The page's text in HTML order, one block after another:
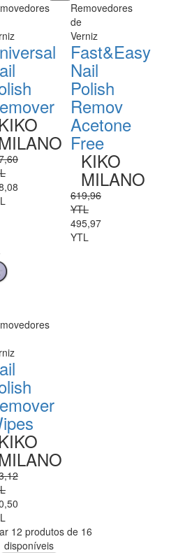
KIKO
Removedores
de
Verniz
Fast&Easy
Nail
Polish
Remov
Acetone
Free
KIKO
MILANO
619,96
YTL
495,97
YTL
KIKO
12 produtos de 16
disponíveis